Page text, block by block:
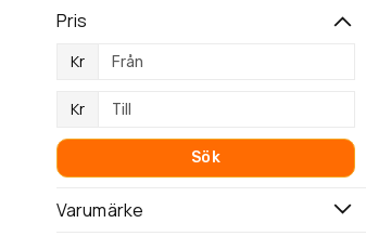
Pris
Kr
Kr
Sök
Varumärke